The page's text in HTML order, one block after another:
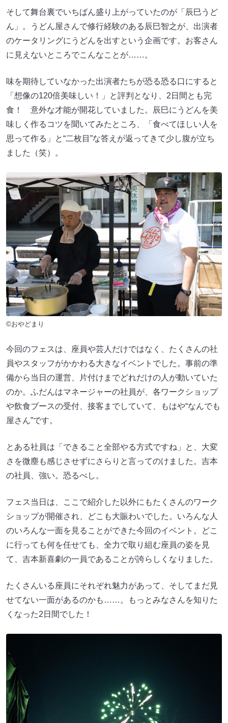
そして舞台裏でいちばん盛り上がっていたのが「辰巳うど
ん」。うどん屋さんで修行経験のある辰巳智之が、出演者
のケータリングにうどんを出すという企画です。お客さん
に見えないところでこんなことが……。
味を期待していなかった出演者たちが恐る恐る口にすると
「想像の120倍美味しい！」と評判となり、2日間とも完
食！ 意外な才能が開花していました。辰巳にうどんを美
味しく作るコツを聞いてみたところ、「食べてほしい人を
思って作る」と“二枚目”な答えが返ってきて少し腹が立ち
ました（笑）。
©おやどまり
今回のフェスは、座員や芸人だけではなく、たくさんの社
員やスタッフがかかわる大きなイベントでした。事前の準
備から当日の運営、片付けまでどれだけの人が動いていた
のか。ふだんはマネージャーの社員が、各ワークショップ
や飲食ブースの受付、接客までしていて、もはや“なんでも
屋さん”です。
とある社員は「できること全部やる方式ですね」と、大変
さを微塵も感じさせずにさらりと言ってのけました。吉本
の社員、強い。恐るべし。
フェス当日は、ここで紹介した以外にもたくさんのワーク
ショップが開催され、どこも大賑わいでした。いろんな人
のいろんな一面を見ることができた今回のイベント。どこ
に行っても何を任せても、全力で取り組む座員の姿を見
て、吉本新喜劇の一員であることが誇らしくなりました。
たくさんいる座員にそれぞれ魅力があって、そしてまだ見
せてない一面があるのかも……。もっとみなさんを知りた
くなった2日間でした！